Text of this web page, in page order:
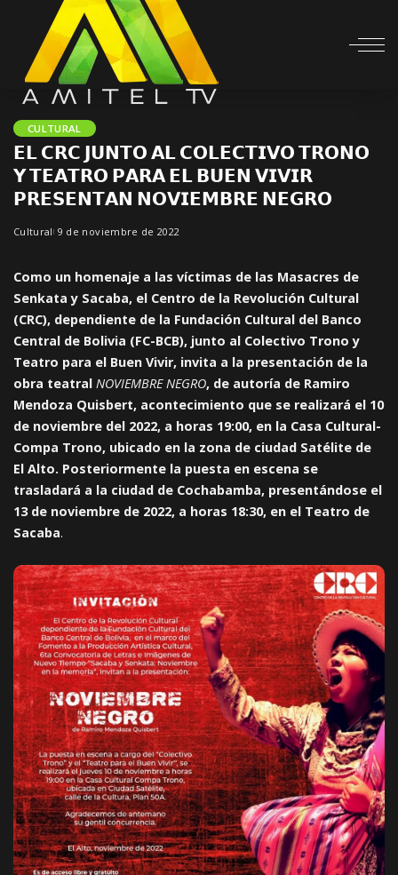
CULTURAL
𝗘𝗟 𝗖𝗥𝗖 𝗝𝗨𝗡𝗧𝗢 𝗔𝗟 𝗖𝗢𝗟𝗘𝗖𝗧𝗜𝗩𝗢 𝗧𝗥𝗢𝗡𝗢
𝗬 𝗧𝗘𝗔𝗧𝗥𝗢 𝗣𝗔𝗥𝗔 𝗘𝗟 𝗕𝗨𝗘𝗡 𝗩𝗜𝗩𝗜𝗥
𝗣𝗥𝗘𝗦𝗘𝗡𝗧𝗔𝗡 𝗡𝗢𝗩𝗜𝗘𝗠𝗕𝗥𝗘 𝗡𝗘𝗚𝗥𝗢
Cultural 9 de noviembre de 2022
Como un homenaje a las víctimas de las Masacres de
Senkata y Sacaba, el Centro de la Revolución Cultural
(CRC), dependiente de la Fundación Cultural del Banco
Central de Bolivia (FC-BCB), junto al Colectivo Trono y
Teatro para el Buen Vivir, invita a la presentación de la
obra teatral NOVIEMBRE NEGRO, de autoría de Ramiro
Mendoza Quisbert, acontecimiento que se realizará el 10
de noviembre del 2022, a horas 19:00, en la Casa Cultural-
Compa Trono, ubicado en la zona de ciudad Satélite de
El Alto. Posteriormente la puesta en escena se
trasladará a la ciudad de Cochabamba, presentándose el
13 de noviembre de 2022, a horas 18:30, en el Teatro de
Sacaba.